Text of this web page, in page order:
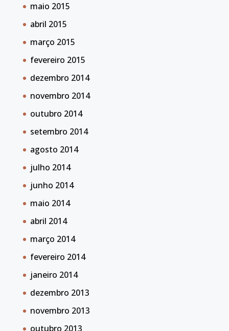
maio 2015
abril 2015
março 2015
fevereiro 2015
dezembro 2014
novembro 2014
outubro 2014
setembro 2014
agosto 2014
julho 2014
junho 2014
maio 2014
abril 2014
março 2014
fevereiro 2014
janeiro 2014
dezembro 2013
novembro 2013
outubro 2013